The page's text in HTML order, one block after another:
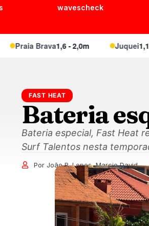
wavescheck
Brava1,6 - 2,0m Juquei1,1 - 1,3m
FAST HEAT
Bateria
Bateria especial, Fast Heat
Surf Talentos nesta
Por João R. Lopes, Marcio David